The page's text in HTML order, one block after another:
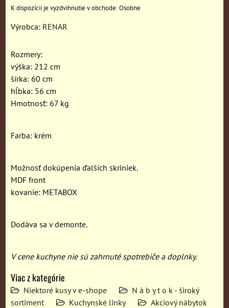
Osobne
Výrobca: RENAR
Rozmery:
výška: 212 cm
šírka: 60 cm
hĺbka: 56 cm
Hmotnosť: 67 kg
Farba: krém
Možnosť dokúpenia ďalších skriniek.
MDF front
kovanie: METABOX
Dodáva sa v demonte.
V cene kuchyne nie sú zahrnuté spotrebiče a doplnky.
Viac z kategórie
Niektoré kusy v e-shope
N á b y t o k - široký
sortiment
Kuchynské linky Akciový nábytok